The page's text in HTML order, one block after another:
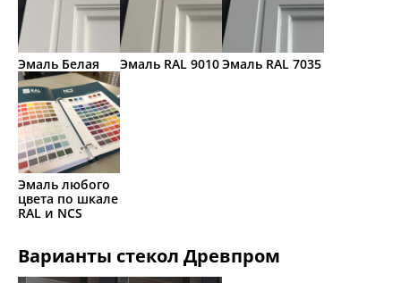
Эмаль Белая Эмаль RAL 9010Эмаль RAL 7035
Эмаль любого
цвета по шкале
RAL и NCS
Варианты стекол Древпром